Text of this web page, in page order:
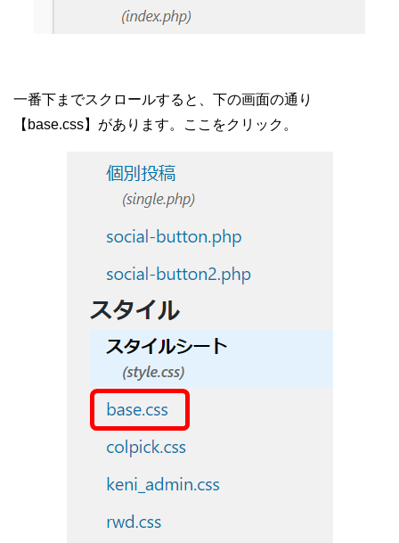
一番下までスクロールすると、下の画面の通り
【base.css】があります。ここをクリック。